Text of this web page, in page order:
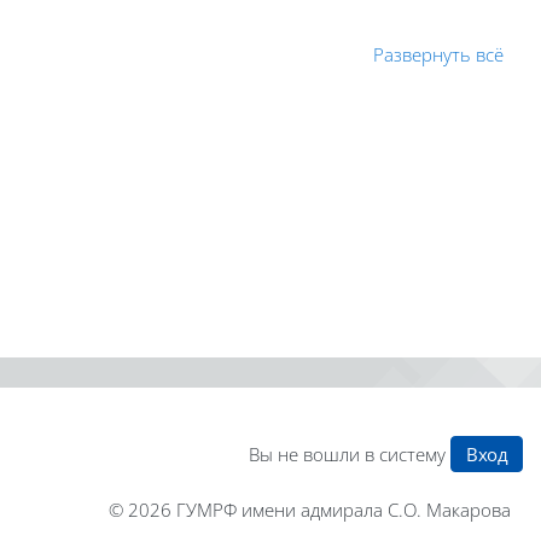
Развернуть всё
Вы не вошли в систему Вход
© 2026 ГУМРФ имени адмирала С.О. Макарова